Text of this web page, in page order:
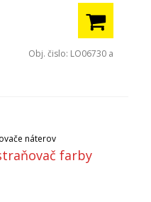
vďaka minimálnemu
Obj. čislo: LO06730 a
náterov
farby